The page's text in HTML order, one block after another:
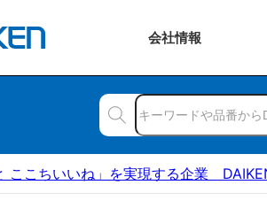
会社情報
ここちいいね」を実現する企業